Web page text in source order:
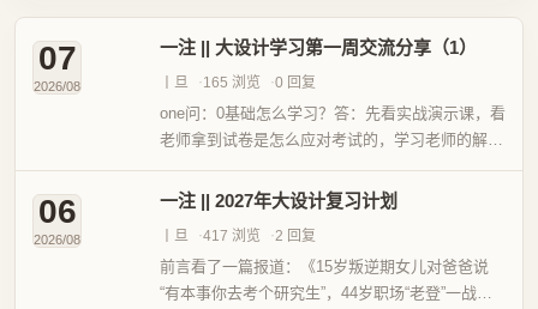
07
2026/08
一注 || 大设计学习第一周交流分享（1）
丨旦 165 浏览 0 回复
one问：0基础怎么学习？答：先看实战演示课，看
老师拿到试卷是怎么应对考试的，学习老师的解题
过程，对考试流程有一个整体的认知。然后再自己
上手分析真题，看自己能做到哪一步，分析自己的
06
2026/08
一注 || 2027年大设计复习计划
丨旦 417 浏览 2 回复
前言看了一篇报道：《15岁叛逆期女儿对爸爸说
“有本事你去考个研究生”，44岁职场“老登”一战上